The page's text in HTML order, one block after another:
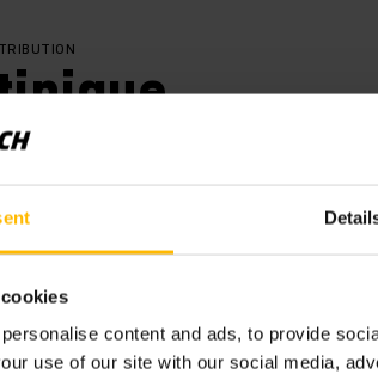
content and ads, to provide
use of our site with our social media,
pas disponible en raison de
des cookies.